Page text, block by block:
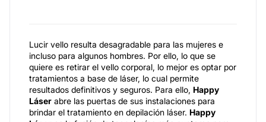
Lucir vello resulta desagradable para las mujeres e
incluso para algunos hombres. Por ello, lo que se
quiere es retirar el vello corporal, lo mejor es optar por
tratamientos a base de láser, lo cual permite
resultados definitivos y seguros. Para ello, Happy
Láser abre las puertas de sus instalaciones para
brindar el tratamiento en depilación láser. Happy